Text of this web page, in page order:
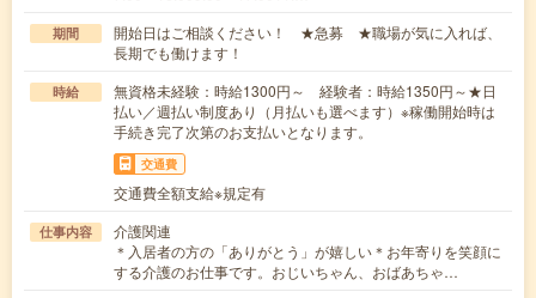
期間
開始日はご相談ください！ ★急募 ★職場が気に入れば、
長期でも働けます！
時給
無資格未経験：時給1300円～ 経験者：時給1350円～★日
払い／週払い制度あり（月払いも選べます）※稼働開始時は
手続き完了次第のお支払いとなります。
交通費
交通費全額支給※規定有
仕事内容
介護関連
＊入居者の方の「ありがとう」が嬉しい＊お年寄りを笑顔に
する介護のお仕事です。おじいちゃん、おばあちゃ…